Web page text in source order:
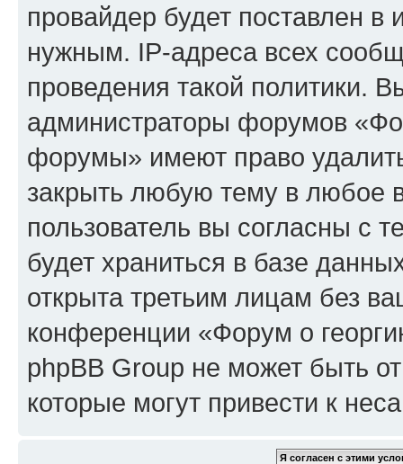
провайдер будет поставлен в
нужным. IP-адреса всех
проведения такой политики.
администраторы форумов
форумы» имеют право
закрыть любую тему в любое
пользователь вы согласны с
будет храниться в базе
открыта третьим лицам без
конференции «Форум о
phpBB Group не может быть
которые могут привести к